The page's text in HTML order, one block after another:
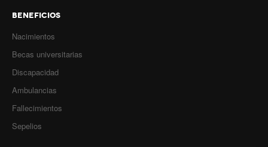
Secretaría de comunicación
Departamento de Ambiente
Impresión de boletas
BENEFICIOS
Nacimientos
Becas universitarias
Discapacidad
Ambulancias
Fallecimientos
Sepelios